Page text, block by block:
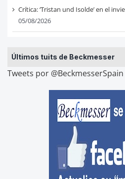
Crítica: ‘Tristan und Isolde’ en el
05/08/2026
Últimos tuits de Beckmesser
Tweets por @BeckmesserSpain